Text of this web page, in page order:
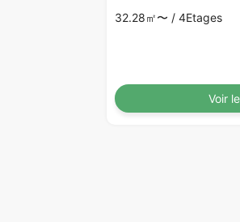
32.28㎡〜 / 4Etages
Voir